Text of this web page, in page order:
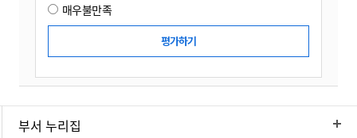
매우불만족
부서 누리집